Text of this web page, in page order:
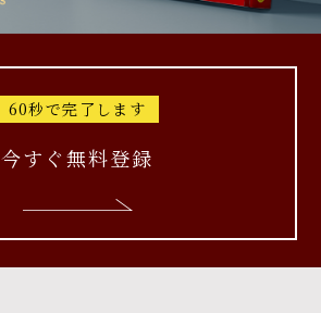
60秒で完了します
今すぐ無料登録